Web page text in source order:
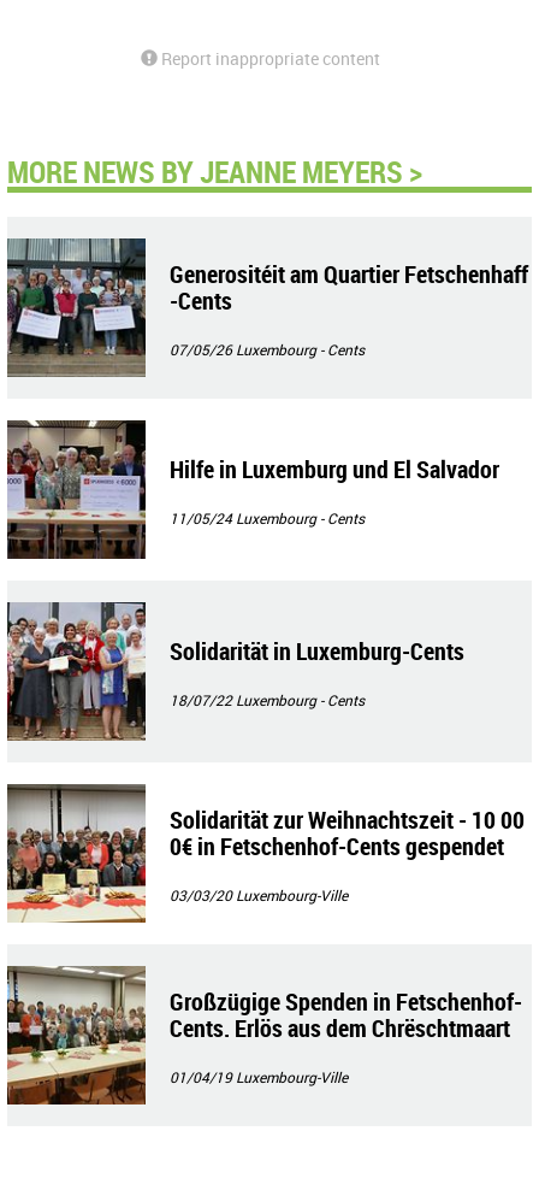
Report inappropriate content
MORE NEWS BY JEANNE MEYERS >
Generositéit am Quartier Fetschenhaff
-Cents
07/05/26Luxembourg - Cents
Hilfe in Luxemburg und El Salvador
11/05/24Luxembourg - Cents
Solidarität in Luxemburg-Cents
18/07/22Luxembourg - Cents
Solidarität zur Weihnachtszeit - 10 00
0€ in Fetschenhof-Cents gespendet
03/03/20Luxembourg-Ville
Großzügige Spenden in Fetschenhof-
Cents. Erlös aus dem Chrëschtmaart
01/04/19Luxembourg-Ville